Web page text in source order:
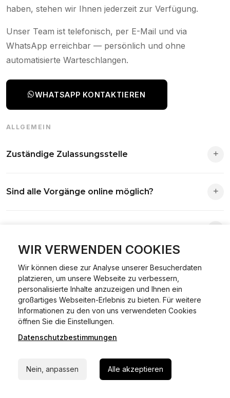
WIR VERWENDEN COOKIES
Wir können diese zur Analyse unserer Besucherdaten
platzieren, um unsere Webseite zu verbessern,
personalisierte Inhalte anzuzeigen und Ihnen ein
großartiges Webseiten-Erlebnis zu bieten. Für weitere
Informationen zu den von uns verwendeten Cookies
öffnen Sie die Einstellungen.
Datenschutzbestimmungen
Nein, anpassen Alle akzeptieren
haben, stehen wir Ihnen jederzeit zur Verfügung.
Unser Team ist telefonisch, per E-Mail und via
WhatsApp erreichbar — persönlich und ohne
automatisierte Warteschlangen.
WHATSAPP KONTAKTIEREN
ALLGEMEIN
Zuständige Zulassungsstelle
Antrag wird automatisch an die richtige Stelle weitergeleitet.
Sind alle Vorgänge online möglich?
01.01.2015.
Ein Internetverfahren, mit dem du Fahrzeuge anmelden,
ummelden oder abmelden kannst – inklusive Dateneingabe,
Dokumentprüfung und Bezahlung.
Welche Vorteile gibt es?
Zeitersparnis, flexible Durchführung, kein Besuch der
Behörde notwendig.
Welche Unterlagen werden benötigt?
Versicherungsnachweis, falls erforderlich TÜV-Bericht.
Wie sicher ist das Verfahren?
Die Prozesse laufen über gesicherte Verbindungen mit
Kann ich mein Fahrzeug online ummelden oder